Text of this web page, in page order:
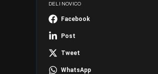
DELI NOVICO
Facebook
Post
Tweet
WhatsApp